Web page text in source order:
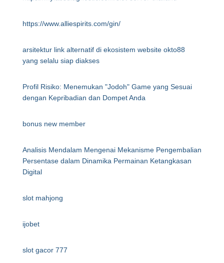
https://www.alliespirits.com/gin/
arsitektur link alternatif di ekosistem website okto88
yang selalu siap diakses
Profil Risiko: Menemukan "Jodoh" Game yang Sesuai
dengan Kepribadian dan Dompet Anda
bonus new member
Analisis Mendalam Mengenai Mekanisme Pengembalian
Persentase dalam Dinamika Permainan Ketangkasan
Digital
slot mahjong
ijobet
slot gacor 777